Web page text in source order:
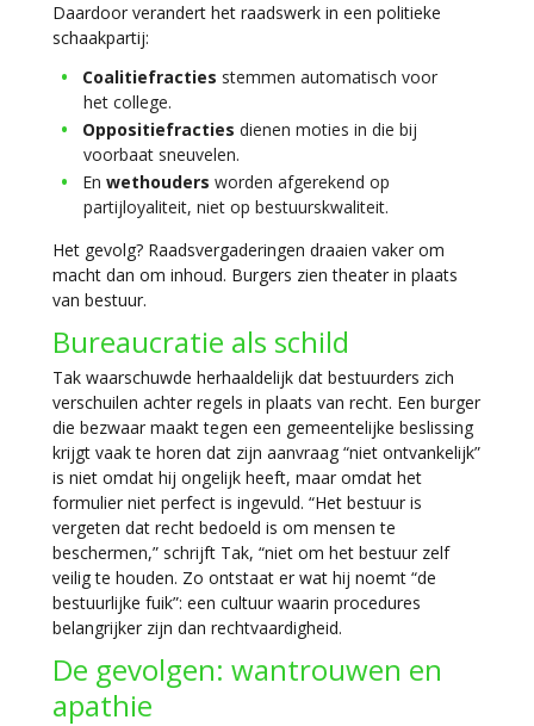
Daardoor verandert het raadswerk in een politieke
schaakpartij:
Coalitiefracties stemmen automatisch voor
het college.
Oppositiefracties dienen moties in die bij
voorbaat sneuvelen.
Enwethouders worden afgerekend op
partijloyaliteit, niet op bestuurskwaliteit.
Het gevolg? Raadsvergaderingen draaien vaker om
macht dan om inhoud. Burgers zien theater in plaats
van bestuur.
Bureaucratie als schild
Tak waarschuwde herhaaldelijk dat bestuurders zich
verschuilen achter regels in plaats van recht. Een burger
die bezwaar maakt tegen een gemeentelijke beslissing
krijgt vaak te horen dat zijn aanvraag “niet ontvankelijk”
is niet omdat hij ongelijk heeft, maar omdat het
formulier niet perfect is ingevuld. “Het bestuur is
vergeten dat recht bedoeld is om mensen te
beschermen,” schrijft Tak, “niet om het bestuur zelf
veilig te houden. Zo ontstaat er wat hij noemt “de
bestuurlijke fuik”: een cultuur waarin procedures
belangrijker zijn dan rechtvaardigheid.
De gevolgen: wantrouwen en
apathie